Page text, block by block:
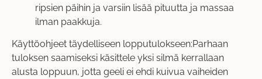
ripsien päihin ja varsiin lisää pituutta ja massaa
ilman paakkuja.
Käyttöohjeet täydelliseen lopputulokseen:Parhaan
tuloksen saamiseksi käsittele yksi silmä kerrallaan
alusta loppuun, jotta geeli ei ehdi kuivua vaiheiden